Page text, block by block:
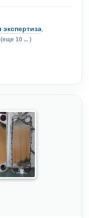
экспертиза,
(еще 10 ... )